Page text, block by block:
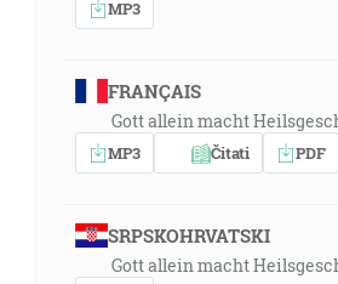
MP3
FRANÇAIS
Gott allein macht
MP3 Čitati PDF
SRPSKOHRVATSKI
Gott allein macht